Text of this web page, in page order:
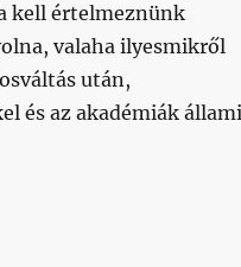
kell értelmeznünk
valaha ilyesmikről
után,
és az akadémiák állami